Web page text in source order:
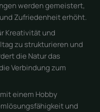
werden gemeistert,
Zufriedenheit erhöht.
Kreativität und
zu strukturieren und
die Natur das
Verbindung zum
einem Hobby
und